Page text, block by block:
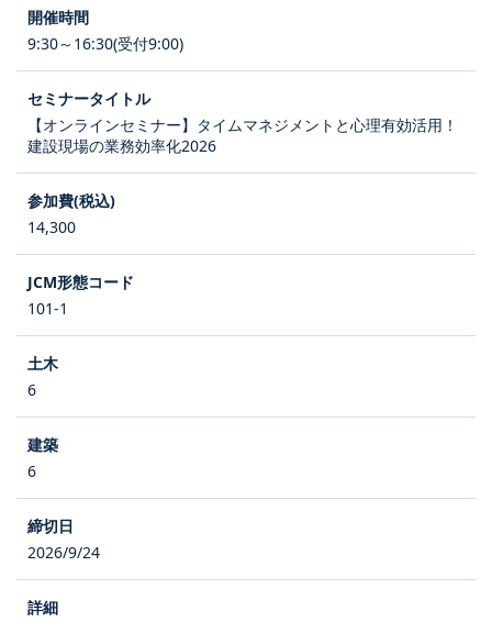
9:30～16:30(受付9:00)
【オンラインセミナー】タイムマネジメントと心理有効活用！
建設現場の業務効率化2026
14,300
101-1
6
6
2026/9/24